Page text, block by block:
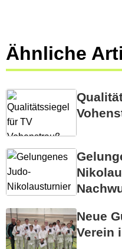
Ähnliche
Neue
Verein